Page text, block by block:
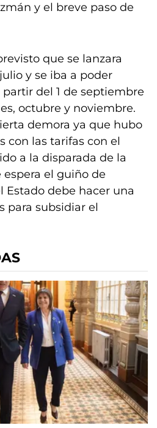
y el breve paso de
que se lanzara
y se iba a poder
del 1 de septiembre
octubre y noviembre.
demora ya que hubo
con las tarifas con el
a la disparada de la
espera el guiño de
Estado debe hacer una
para subsidiar el